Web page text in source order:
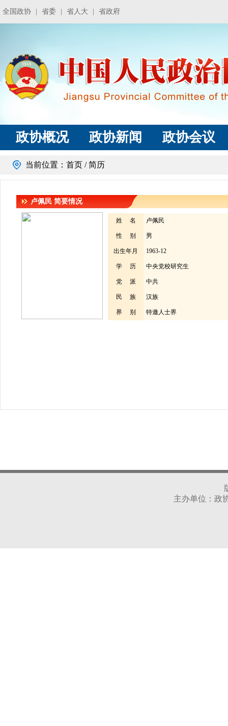
全国政协 省委 省人大 省政府
政协概况 政协新闻 政协会议
当前位置： 首页 / 简历
卢佩民 简要情况
姓 名 卢佩民
性 别 男
出生年月 1963-12
学 历 中央党校研究生
党 派 中共
民 族 汉族
界 别 特邀人士界
主办单位：